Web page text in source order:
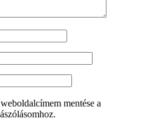
mentése a